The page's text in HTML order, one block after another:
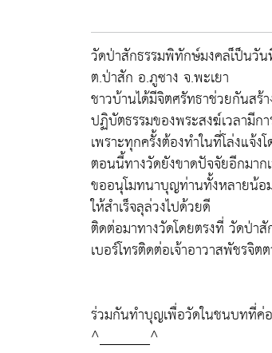
วัดป่าสักธรรมพิทักษ์มงคลเ็ป็นวั
ต.ป่าสัก อ.ภูซาง จ.พะเยา
ชาวบ้านได้มีจิตศรัทธาช่วยกันสร้
ปฏิบัตธรรมของพระสงฆ์เวลามีก
เพราะทุกครั้งต้องทำในที่โล่งแจ้ง
ตอนนี้ทางวัดยังขาดปัจจัยอีกมา
ขออนุโมทนาบุญท่านทั้งหลายน้อ
ให้สำเร็จลุล่วงไปด้วยดี
ติดต่อมาทางวัดโดยตรงที่ วัดป่า
เบอร์โทรติดต่อเจ้าอาวาสพัชรจิต
ร่วมกันทำบุญเพื่อวัดในชนบทที่ค่
^_______^